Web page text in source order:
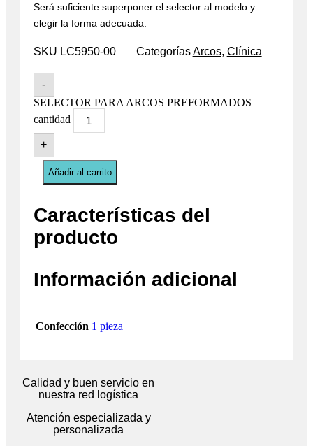
Será suficiente superponer el selector al modelo y
elegir la forma adecuada.
SKU LC5950-00 Categorías Arcos, Clínica
-
SELECTOR PARA ARCOS PREFORMADOS
cantidad
+
Añadir al carrito
Características del
producto
Información adicional
Confección 1 pieza
Calidad y buen servicio en
nuestra red logística
Atención especializada y
personalizada